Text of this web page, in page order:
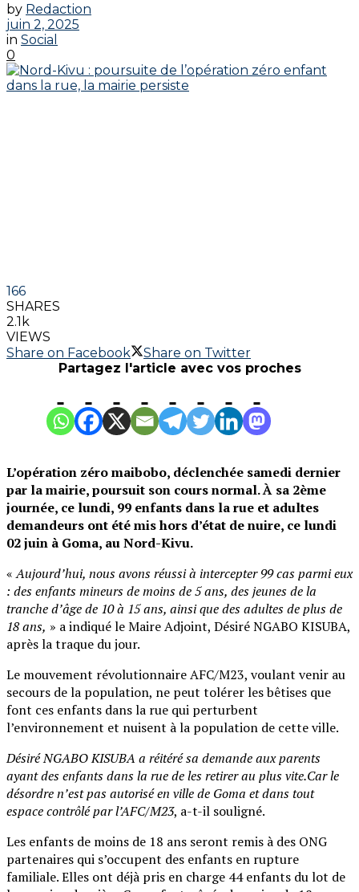
by Redaction
juin 2, 2025
in Social
0
166
SHARES
2.1k
VIEWS
Share on Facebook
Share on Twitter
Partagez l'article avec vos proches
L’opération zéro maibobo, déclenchée samedi dernier
par la mairie, poursuit son cours normal. À sa 2ème
journée, ce lundi, 99 enfants dans la rue et adultes
demandeurs ont été mis hors d’état de nuire, ce lundi
02 juin à Goma, au Nord-Kivu.
«Aujourd’hui, nous avons réussi à intercepter 99 cas parmi eux
: des enfants mineurs de moins de 5 ans, des jeunes de la
tranche d’âge de 10 à 15 ans, ainsi que des adultes de plus de
18 ans, » a indiqué le Maire Adjoint, Désiré NGABO KISUBA,
après la traque du jour.
Le mouvement révolutionnaire AFC/M23, voulant venir au
secours de la population, ne peut tolérer les bêtises que
font ces enfants dans la rue qui perturbent
l’environnement et nuisent à la population de cette ville.
Désiré NGABO KISUBA a réitéré sa demande aux parents
ayant des enfants dans la rue de les retirer au plus vite.Car le
désordre n’est pas autorisé en ville de Goma et dans tout
espace contrôlé par l’AFC/M23, a-t-il souligné.
Les enfants de moins de 18 ans seront remis à des ONG
partenaires qui s’occupent des enfants en rupture
familiale. Elles ont déjà pris en charge 44 enfants du lot de